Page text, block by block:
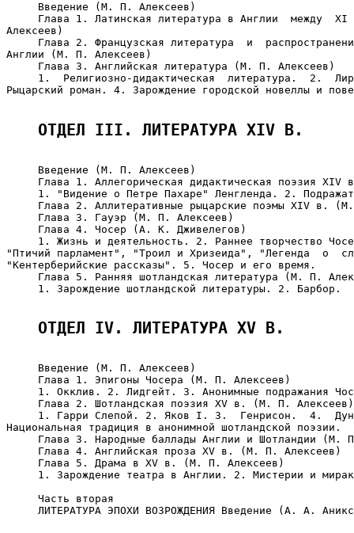
     Введение (М. П. Алексеев)
Глава 1. Латинская литература в Англии  между  XI
Алексеев)
Глава 2. Французская литература  и
Англии (М. П. Алексеев)
     Глава 3. Английская литература (М. П. Алексеев)
1.  Религиозно-дидактическая  литература.  2.
Рыцарский роман. 4. Зарождение городской новеллы и
ОТДЕЛ III. ЛИТЕРАТУРА XIV В.
     Введение (М. П. Алексеев)
Глава 1. Аллегорическая дидактическая поэзия XIV
1. "Видение о Петре Пахаре" Ленгленда. 2.
Глава 2. Аллитеративные рыцарские поэмы XIV в.
     Глава 3. Гауэр (М. П. Алексеев)
     Глава 4. Чосер (А. К. Дживелегов)
1. Жизнь и деятельность. 2. Раннее творчество
"Птичий парламент", "Троил и Хризеида", "Легенда  о
"Кентерберийские рассказы". 5. Чосер и его время.
Глава 5. Ранняя шотландская литература (М. П.
     1. Зарождение шотландской литературы. 2. Барбор.
ОТДЕЛ IV. ЛИТЕРАТУРА XV В.
     Введение (М. П. Алексеев)
     Глава 1. Эпигоны Чосера (М. П. Алексеев)
1. Окклив. 2. Лидгейт. 3. Анонимные подражания
     Глава 2. Шотландская поэзия XV в. (М. П. Алексеев)
1. Гарри Слепой. 2. Яков I. 3.  Генрисон.  4.
Национальная традиция в анонимной шотландской поэзии.
Глава 3. Народные баллады Англии и Шотландии (М.
     Глава 4. Английская проза XV в. (М. П. Алексеев)
     Глава 5. Драма в XV в. (М. П. Алексеев)
1. Зарождение театра в Англии. 2. Мистерии и
     Часть вторая
ЛИТЕРАТУРА ЭПОХИ ВОЗРОЖДЕНИЯ Введение (А. А.